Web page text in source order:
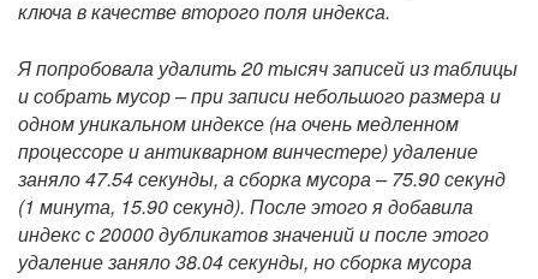
ключа в качестве второго поля индекса.
Я попробовала удалить 20 тысяч записей из таблицы
и собрать мусор – при записи небольшого размера и
одном уникальном индексе (на очень медленном
процессоре и антикварном винчестере) удаление
заняло 47.54 секунды, а сборка мусора – 75.90 секунд
(1 минута, 15.90 секунд). После этого я добавила
индекс с 20000 дубликатов значений и после этого
удаление заняло 38.04 секунды, но сборка мусора